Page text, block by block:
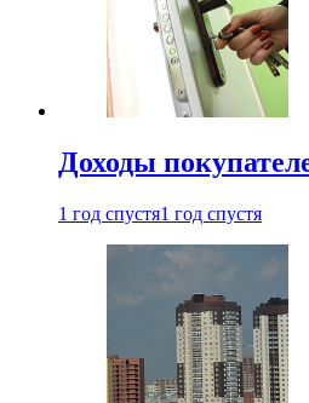
Доходы
1 год спустя1 год спустя